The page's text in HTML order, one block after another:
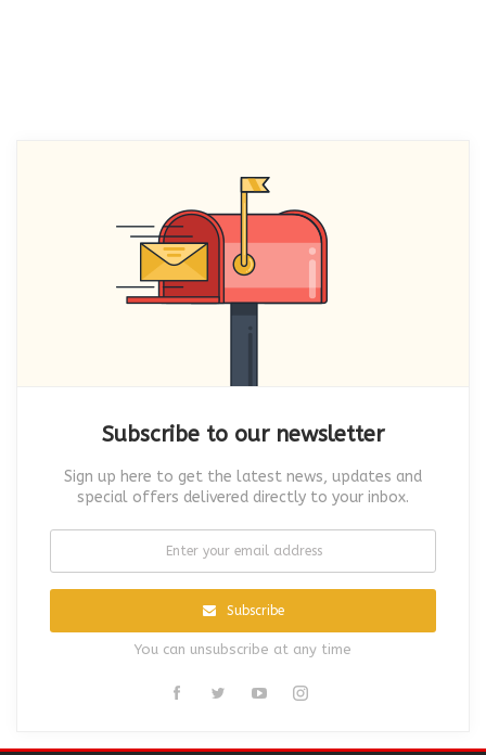
Subscribe to our newsletter
Sign up here to get the latest news, updates and
special offers delivered directly to your inbox.
Subscribe
You can unsubscribe at any time